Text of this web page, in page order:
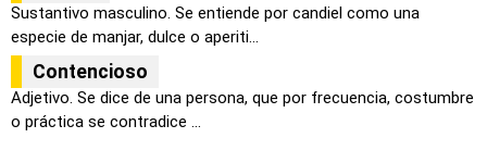
Sustantivo masculino. Se entiende por candiel como una
especie de manjar, dulce o aperiti...
Contencioso
Adjetivo. Se dice de una persona, que por frecuencia, costumbre
o práctica se contradice ...